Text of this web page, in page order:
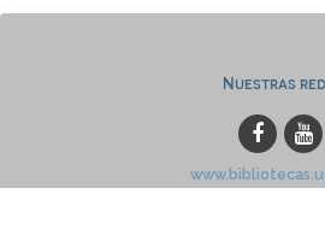
Nuestras